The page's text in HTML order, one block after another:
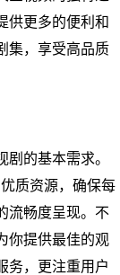
供更多的便利和
集，享受高品质
的基本需求。
质资源，确保每
流畅度呈现。不
你提供最佳的观
务，更注重用户